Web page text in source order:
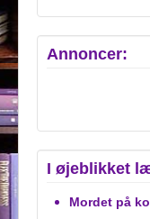
Annoncer:
I øjeblikket
Mordet på